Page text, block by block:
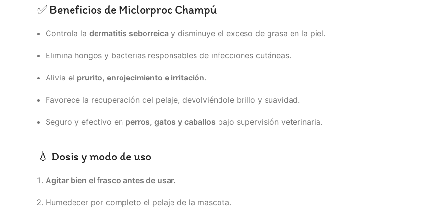
✅ Beneficios de Miclorproc Champú
Controla la dermatitis seborreica y disminuye el exceso de grasa en la piel.
Elimina hongos y bacterias responsables de infecciones cutáneas.
Alivia el prurito, enrojecimiento e irritación.
Favorece la recuperación del pelaje, devolviéndole brillo y suavidad.
Seguro y efectivo en perros, gatos y caballos bajo supervisión veterinaria.
💧 Dosis y modo de uso
Agitar bien el frasco antes de usar.
Humedecer por completo el pelaje de la mascota.